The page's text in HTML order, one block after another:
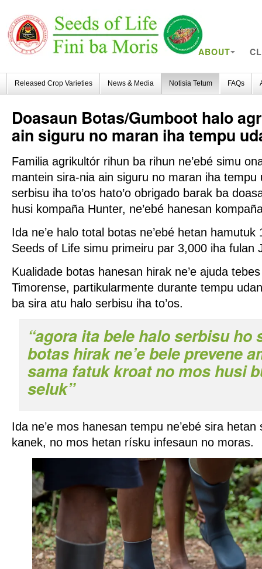
ABOUT
Released Crop Varieties News & Media Notisia Tetum FAQs
Doasaun Botas/Gumboot halo
ain siguru no maran iha tempu
Familia agrikultór rihun ba rihun ne’ebé simu
mantein sira-nia ain siguru no maran iha tempu
serbisu iha to’os hato’o obrigado barak ba
husi kompaña Hunter, ne’ebé hanesan
Ida ne’e halo total botas ne’ebé hetan
Seeds of Life simu primeiru par 3,000 iha fulan
Kualidade botas hanesan hirak ne’e ajuda
Timorense, partikularmente durante tempu
ba sira atu halo serbisu iha to’os.
“agora ita bele halo serbisu ho
botas hirak ne’e bele prevene
sama fatuk kroat no mos husi
seluk”
Ida ne’e mos hanesan tempu ne’ebé sira
kanek, no mos hetan rísku infesaun no moras.